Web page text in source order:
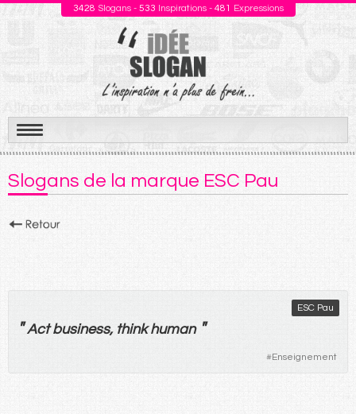
3428 Slogans - 533 Inspirations - 481 Expressions
Aller
au
contenu
Slogans de la marque ESC Pau
ESC Pau
"Act business, think human "
#Enseignement